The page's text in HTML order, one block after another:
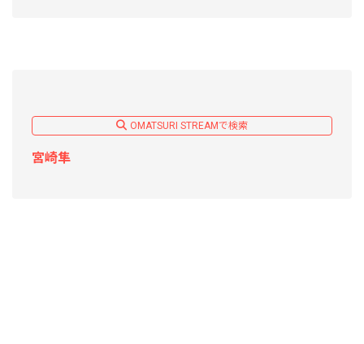
OMATSURI STREAMで検索
宮崎隼